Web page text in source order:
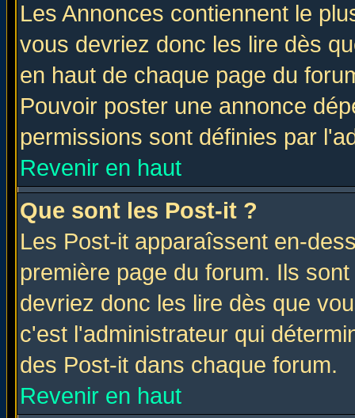
Les Annonces contiennent le
vous devriez donc les lire dès
en haut de chaque page du
Pouvoir poster une annonce
permissions sont définies par
Revenir en haut
Que sont les Post-it ?
Les Post-it apparaîssent en-
première page du forum. Ils
devriez donc les lire dès que
c'est l'administrateur qui
des Post-it dans chaque forum.
Revenir en haut